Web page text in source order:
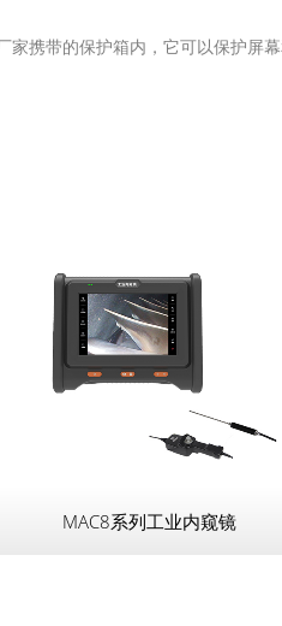
家携带的保护箱内，它可以保护屏
MAC8系列工业内窥镜